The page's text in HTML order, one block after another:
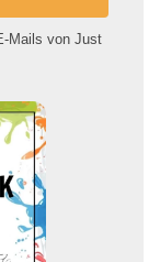
Mails von Just